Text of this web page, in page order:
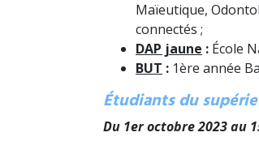
Maïeutique,
connectés ;
DAP jaune : École
BUT : 1ère année
Étudiants du
Du 1er octobre 2023au